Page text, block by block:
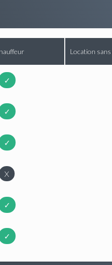
Location
✓
✓
✓
X
✓
✓